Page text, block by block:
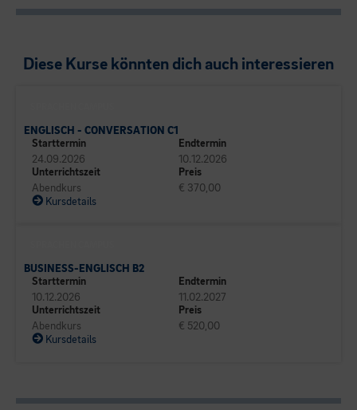
Diese Kurse könnten dich auch interessieren
ENGLISCH - CONVERSATION C1
Starttermin
24.09.2026
Endtermin
10.12.2026
Unterrichtszeit
Abendkurs
Preis
€ 370,00
Kursdetails
BUSINESS-ENGLISCH B2
Starttermin
10.12.2026
Endtermin
11.02.2027
Unterrichtszeit
Abendkurs
Preis
€ 520,00
Kursdetails